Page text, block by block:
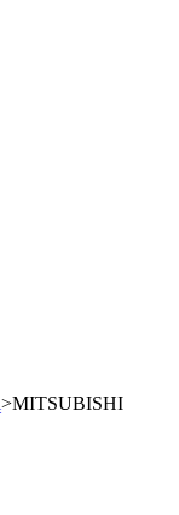
>MITSUBISHI